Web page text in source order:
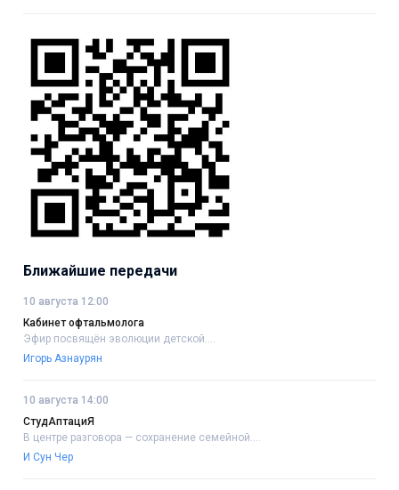
Ближайшие передачи
10 августа 12:00
Кабинет офтальмолога
Эфир посвящён эволюции детской....
Игорь Азнаурян
10 августа 14:00
СтудАптациЯ
В центре разговора — сохранение семейной....
И Сун Чер